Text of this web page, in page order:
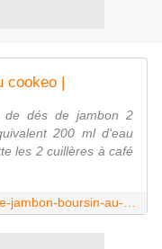
|
de dés de jambon 2
200 ml d'eau
les 2 cuillères à café